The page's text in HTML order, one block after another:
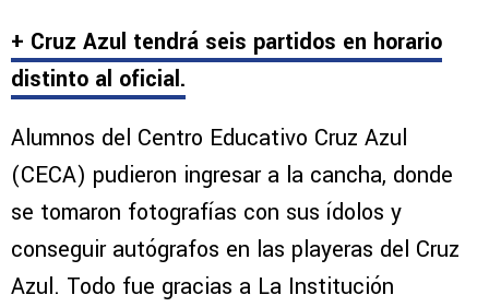
+ Cruz Azul tendrá seis partidos en horario
distinto al oficial.
Alumnos del Centro Educativo Cruz Azul
(CECA) pudieron ingresar a la cancha, donde
se tomaron fotografías con sus ídolos y
conseguir autógrafos en las playeras del Cruz
Azul. Todo fue gracias a La Institución